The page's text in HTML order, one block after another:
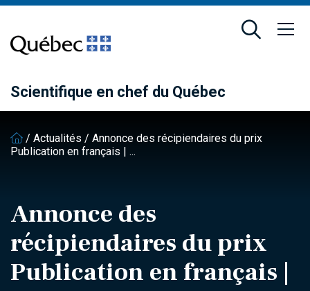
contenu
principal
pied
de
Scientifique en chef du Québec
/ Actualités / Annonce des récipiendaires du prix
Publication en français | ...
Annonce des
récipiendaires du prix
Publication en français |